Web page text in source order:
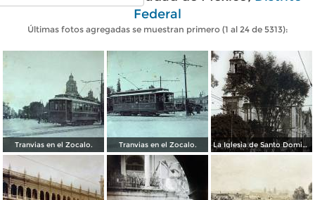
Federal
Últimas fotos agregadas se muestran primero (1 al 24 de 5313):
Tranvias en el Zocalo. Tranvias en el Zocalo. La Iglesia de Santo Domingo.